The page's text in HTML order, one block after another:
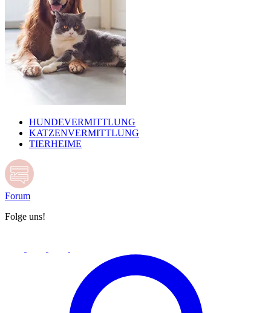
HUNDEVERMITTLUNG
KATZENVERMITTLUNG
TIERHEIME
Forum
Folge uns!